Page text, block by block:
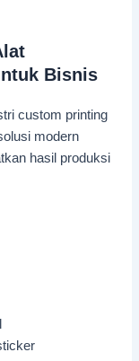
Bisnis
custom printing
modern
hasil produksi